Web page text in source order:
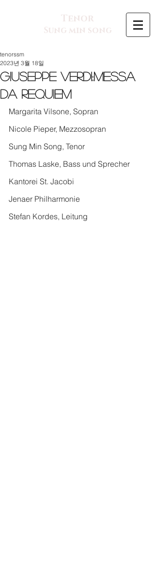
Tenor
Sung min song
Giuseppe Verdi:Messa
da Requiem
tenorssm
2023년 3월 18일
Margarita Vilsone, Sopran
Nicole Pieper, Mezzosopran
Sung Min Song, Tenor
Thomas Laske, Bass und Sprecher
Kantorei St. Jacobi
Jenaer Philharmonie
Stefan Kordes, Leitung